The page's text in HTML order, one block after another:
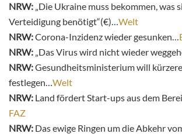
NRW: „Die Ukraine muss bekommen, was
Verteidigung benötigt“(€)…Welt
NRW:Corona-Inzidenz wieder gesunken…
NRW: „Das Virus wird nicht wieder
NRW:Gesundheitsministerium will
festlegen…Welt
NRW: Land fördert Start-ups aus dem
FAZ
NRW: Das ewige Ringen um die Abkehr